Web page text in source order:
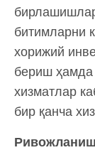
битимларни
хорижий
бериш ҳамда
хизматлар
бир қанча